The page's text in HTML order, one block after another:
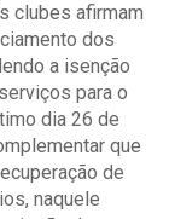
clubes afirmam
dos
a isenção
para o
dia 26 de
que
de
naquele